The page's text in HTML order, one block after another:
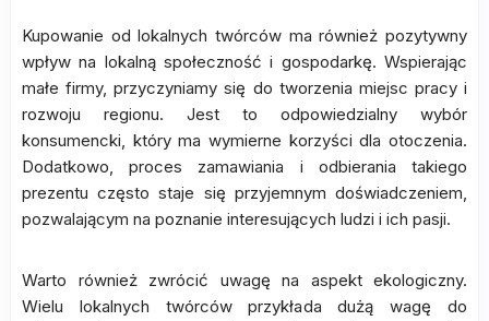
Kupowanie od lokalnych twórców ma również pozytywny
wpływ na lokalną społeczność i gospodarkę. Wspierając
małe firmy, przyczyniamy się do tworzenia miejsc pracy i
rozwoju regionu. Jest to odpowiedzialny wybór
konsumencki, który ma wymierne korzyści dla otoczenia.
Dodatkowo, proces zamawiania i odbierania takiego
prezentu często staje się przyjemnym doświadczeniem,
pozwalającym na poznanie interesujących ludzi i ich pasji.
Warto również zwrócić uwagę na aspekt ekologiczny.
Wielu lokalnych twórców przykłada dużą wagę do